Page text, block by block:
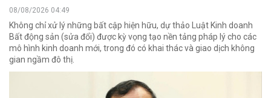
08/08/2026 04:49
Không chỉ xử lý những bất cập hiện hữu, dự thảo Luật Kinh doanh
Bất động sản (sửa đổi) được kỳ vọng tạo nền tảng pháp lý cho các
mô hình kinh doanh mới, trong đó có khai thác và giao dịch không
gian ngầm đô thị.